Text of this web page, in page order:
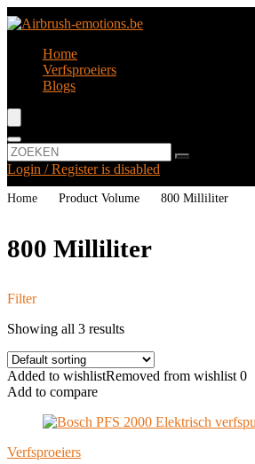
Home
Verfsproeiers
Blogs
Login / Register is disabled
Home Product Volume ‎800 Milliliter
‎800 Milliliter
Filter
Showing all 3 results
Added to wishlistRemoved from wishlist 0
Add to compare
Verfsproeiers